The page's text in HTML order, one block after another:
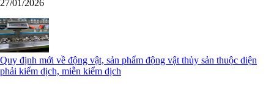
27/01/2026
Quy định mới về động vật, sản phẩm động vật thủy sản thuộc diện
phải kiểm dịch, miễn kiểm dịch